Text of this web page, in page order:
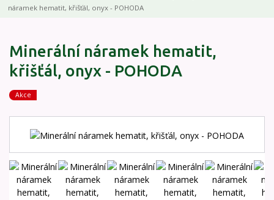
náramek hematit, křišťál, onyx - POHODA
Minerální náramek hematit,
křišťál, onyx - POHODA
Akce